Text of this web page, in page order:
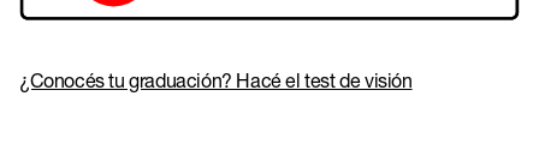
¿Conocés tu graduación? Hacé el test de visión